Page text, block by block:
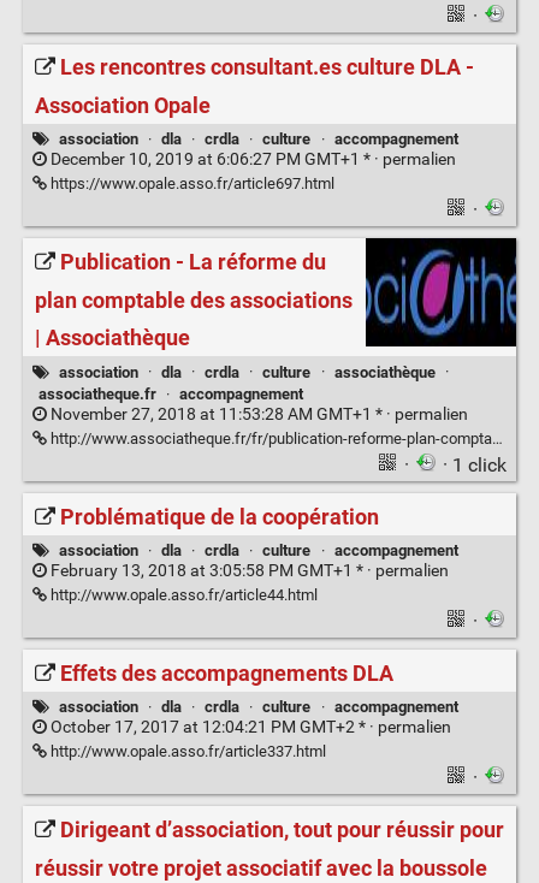
·
Les rencontres consultant.es culture DLA -
Association Opale
association · dla · crdla · culture · accompagnement
December 10, 2019 at 6:06:27 PM GMT+1 * · permalien
https://www.opale.asso.fr/article697.html
·
Publication - La réforme du
plan comptable des associations
| Associathèque
association · dla · crdla · culture · associathèque
·
associatheque.fr
· accompagnement
November 27, 2018 at 11:53:28 AM GMT+1 * · permalien
http://www.associatheque.fr/fr/publication-reforme-plan-comptable-associations.html
· · 1 click
Problématique de la coopération
association · dla · crdla · culture · accompagnement
February 13, 2018 at 3:05:58 PM GMT+1 * · permalien
http://www.opale.asso.fr/article44.html
·
Effets des accompagnements DLA
association · dla · crdla · culture · accompagnement
October 17, 2017 at 12:04:21 PM GMT+2 * · permalien
http://www.opale.asso.fr/article337.html
·
Dirigeant d’association, tout pour réussir pour
réussir votre projet associatif avec la boussole